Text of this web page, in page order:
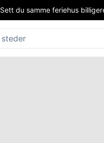
Sett du samme feriehus